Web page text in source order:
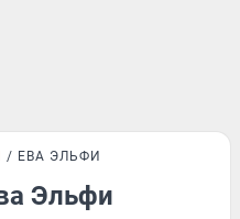
ЕВА ЭЛЬФИ
Эльфи